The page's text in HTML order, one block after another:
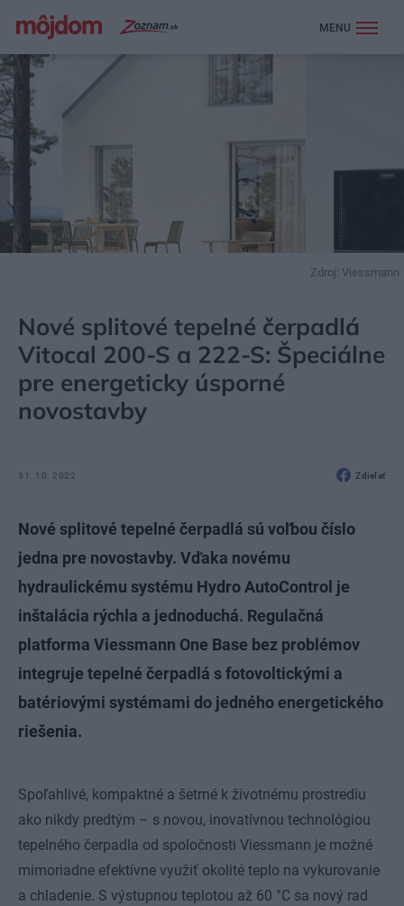
MENU
Zdroj: Viessmann
Nové splitové tepelné čerpadlá
Vitocal 200-S a 222-S: Špeciálne
pre energeticky úsporné
novostavby
31. 10. 2022 Zdieľať
Nové splitové tepelné čerpadlá sú voľbou číslo
jedna pre novostavby. Vďaka novému
hydraulickému systému Hydro AutoControl je
inštalácia rýchla a jednoduchá. Regulačná
platforma Viessmann One Base bez problémov
integruje tepelné čerpadlá s fotovoltickými a
batériovými systémami do jedného energetického
riešenia.
Spoľahlivé, kompaktné a šetrné k životnému prostrediu
ako nikdy predtým – s novou, inovatívnou technológiou
tepelného čerpadla od spoločnosti Viessmann je možné
mimoriadne efektívne využiť okolité teplo na vykurovanie
a chladenie. S výstupnou teplotou až 60 °C sa nový rad